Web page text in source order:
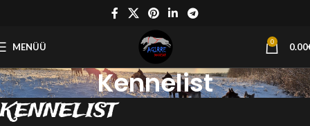
MENÜÜ 0 0.00
Kennelist
KENNELIST